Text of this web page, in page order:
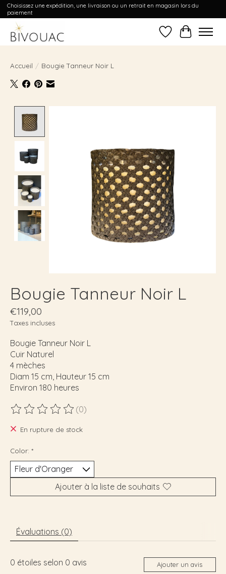
Choisissez une expédition, une livraison ou un retrait en magasin lors du
paiement
Liste dePanier
Accueil / Bougie Tanneur Noir L
Bougie Tanneur Noir L
€119,00
Taxes incluses
Bougie Tanneur Noir L
Cuir Naturel
4 mèches
Diam 15 cm, Hauteur 15 cm
Environ 180 heures
Ce produit est évalué à
(0)
En rupture de stock
Color: *
Ajouter à la liste de souhaits
Évaluations (0)
0 étoiles selon 0 avis Ajouter un avis